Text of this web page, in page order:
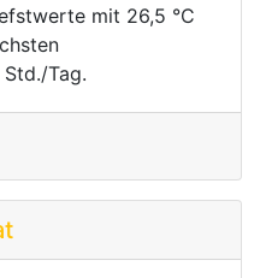
mit 26,5 °C
Tag.